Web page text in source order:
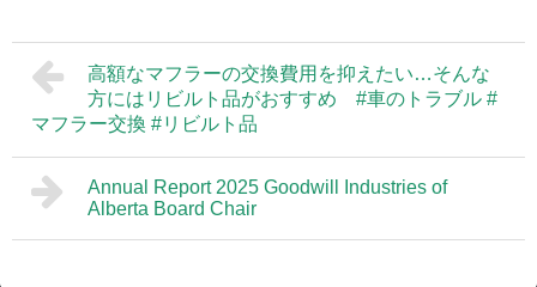
高額なマフラーの交換費用を抑えたい…そんな
方にはリビルト品がおすすめ #車のトラブル #
マフラー交換 #リビルト品
Annual Report 2025 Goodwill Industries of
Alberta Board Chair